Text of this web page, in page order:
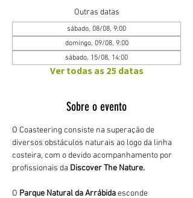
Outras datas
sábado, 08/08, 9:00
domingo, 09/08, 9:00
sábado, 15/08, 14:00
Ver todas as 25 datas
Sobre o evento
O Coasteering consiste na superação de
diversos obstáculos naturais ao logo da linha
costeira, com o devido acompanhamento por
profissionais da Discover The Nature.
O Parque Natural da Arrábida esconde